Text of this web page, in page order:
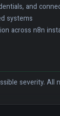
and
systems
across n8n
severity.